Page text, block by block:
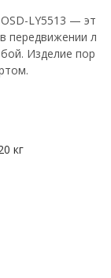
LY5513 — эт
передвижении л
Изделие пор
кг